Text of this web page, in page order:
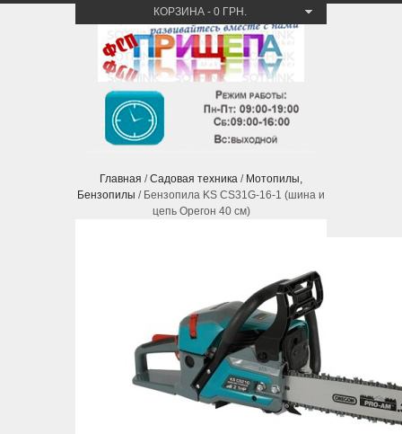
КОРЗИНА - 0 ГРН.
Главная /Садовая техника / Мотопилы,
Бензопилы / Бензопила KS CS31G-16-1 (шина и
цепь Орегон 40 см)